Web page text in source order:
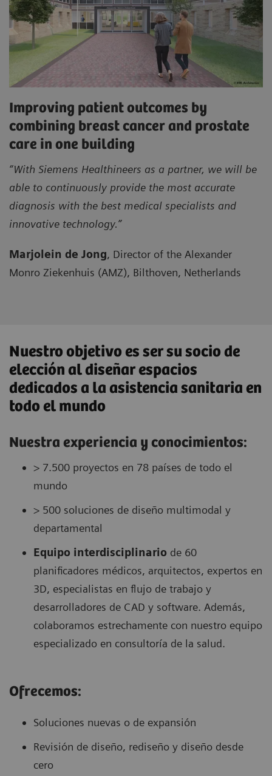
Improving patient outcomes by
combining breast cancer and prostate
care in one building
“With Siemens Healthineers as a partner, we will be
able to continuously provide the most accurate
diagnosis with the best medical specialists and
innovative technology.”
Marjolein de Jong, Director of the Alexander
Monro Ziekenhuis (AMZ), Bilthoven, Netherlands
Nuestro objetivo es ser su socio de
elección al diseñar espacios
dedicados a la asistencia sanitaria en
todo el mundo
Nuestra experiencia y conocimientos:
> 7.500 proyectos en 78 países de todo el
mundo
> 500 soluciones de diseño multimodal y
departamental
Equipo interdisciplinario de 60
planificadores médicos, arquitectos, expertos en
3D, especialistas en flujo de trabajo y
desarrolladores de CAD y software. Además,
colaboramos estrechamente con nuestro equipo
especializado en consultoría de la salud.
Ofrecemos:
Soluciones nuevas o de expansión
Revisión de diseño, rediseño y diseño desde
cero